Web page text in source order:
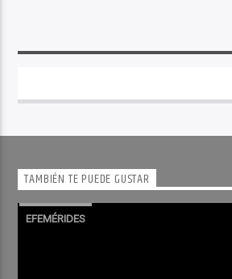
TAMBIÉN TE PUEDE GUSTAR
EFEMÉRIDES